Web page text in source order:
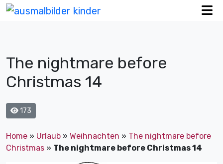
The nightmare before
Christmas 14
173
Home » Urlaub » Weihnachten » The nightmare before
Christmas » The nightmare before Christmas 14